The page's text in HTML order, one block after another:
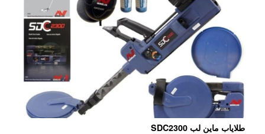
طلایاب ماین لب SDC2300